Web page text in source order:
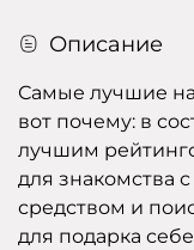
Описание
Самые лучшие
вот почему: в
лучшим
для знакомства
средством и
для подарка